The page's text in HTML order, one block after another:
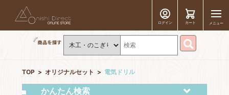
ログイン カート メニュー
TOP オリジナルセット 電気ドリル
かんたん検索